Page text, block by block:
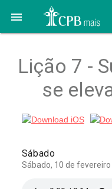

Lição 7 -
se
Sábado
Sábado, 10 de fevereiro